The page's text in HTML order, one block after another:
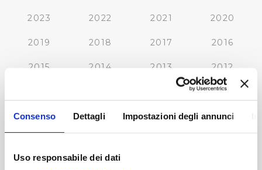
Consenso Dettagli Impostazioni degli annunci
Uso responsabile dei dati
2023 2022 2021 2020
2019 2018 2017 2016
2015 2014 2013 2012
2008
2007 2006 2005